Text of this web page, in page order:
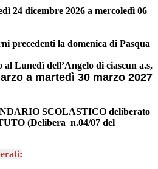
24 dicembre 2026 a mercoledì 06
precedenti la domenica di Pasqua
al Lunedì dell’Angelo di ciascun a.s,
a martedì 30 marzo 2027
SCOLASTICO deliberato
(Delibera n.04/07 del